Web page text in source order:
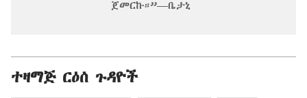
ጀመርኩ።”—ቤታኒ
ተዛማጅ ርዕሰ ጉዳዮች